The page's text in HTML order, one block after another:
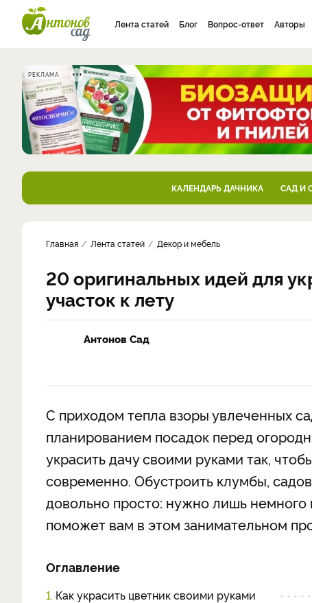
Лента статей Блог Вопрос-ответ Авторы
РЕКЛАМА
КАЛЕНДАРЬ ДАЧНИКА САД И
Главная Лента статей Декор и мебель
20 оригинальных идей для
участок к лету
Антонов Сад
С приходом тепла взоры увлеченных
планированием посадок перед
украсить дачу своими руками так,
современно. Обустроить клумбы,
довольно просто: нужно лишь
поможет вам в этом занимательном
Оглавление
1. Как украсить цветник своими руками